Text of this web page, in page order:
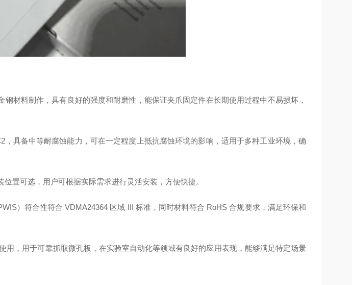
钢材料制作，具有良好的强度和耐磨性，能保证夹爪固定件在长期使用过程中不易损坏，
，具备中等耐腐蚀能力，可在一定程度上抵抗腐蚀环境的影响，适用于多种工业环境，确
置可选，用户可根据实际需求进行灵活安装，方便快捷。
）符合性符合 VDMA24364 区域 III 标准，同时材料符合 RoHS 合规要求，满足环保和
用，用于可靠抓取微孔板，在实验室自动化等领域有良好的应用表现，能够满足特定场景